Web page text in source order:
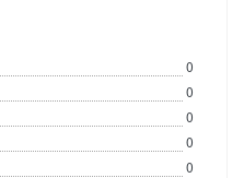
0
0
0
0
0